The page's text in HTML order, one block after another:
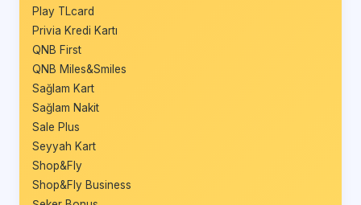
Play TLcard
Privia Kredi Kartı
QNB First
QNB Miles&Smiles
Sağlam Kart
Sağlam Nakit
Sale Plus
Seyyah Kart
Shop&Fly
Shop&Fly Business